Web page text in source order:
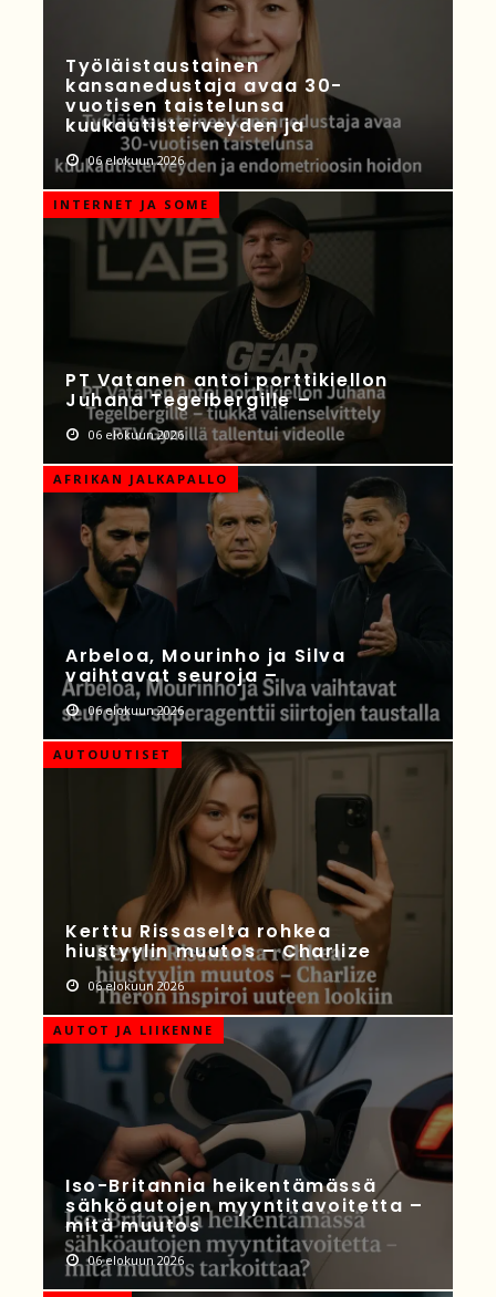
Työläistaustainen
kansanedustaja avaa 30-
vuotisen taistelunsa
kuukautisterveyden ja
06 elokuun 2026
INTERNET JA SOME
PT Vatanen antoi porttikiellon
Juhana Tegelbergille –
06 elokuun 2026
AFRIKAN JALKAPALLO
Arbeloa, Mourinho ja Silva
vaihtavat seuroja –
06 elokuun 2026
AUTOUUTISET
Kerttu Rissaselta rohkea
hiustyylin muutos – Charlize
06 elokuun 2026
AUTOT JA LIIKENNE
Iso-Britannia heikentämässä
sähköautojen myyntitavoitetta –
mitä muutos
06 elokuun 2026